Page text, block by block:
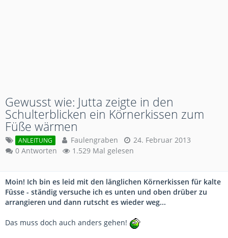
Gewusst wie: Jutta zeigte in den
Schulterblicken ein Körnerkissen zum
Füße wärmen
ANLEITUNG Faulengraben
24. Februar 2013
0 Antworten
1.529 Mal gelesen
Moin! Ich bin es leid mit den länglichen Körnerkissen für kalte
Füsse - ständig versuche ich es unten und oben drüber zu
arrangieren und dann rutscht es wieder weg...
Das muss doch auch anders gehen!